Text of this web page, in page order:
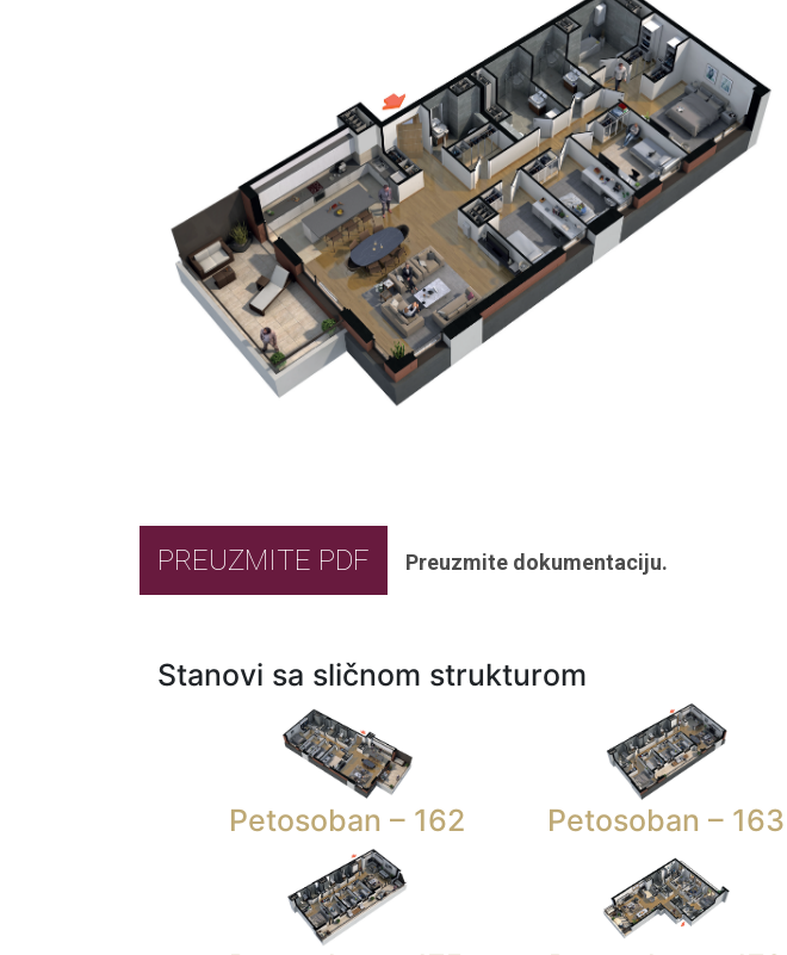
PREUZMITE PDF Preuzmite dokumentaciju.
Stanovi sa sličnom strukturom
Petosoban – 162 Petosoban – 163